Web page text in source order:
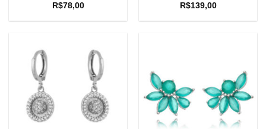
R$78,00
R$139,00